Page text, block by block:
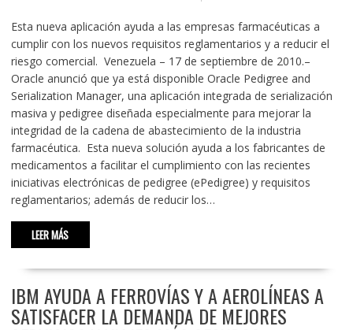
Esta nueva aplicación ayuda a las empresas farmacéuticas a
cumplir con los nuevos requisitos reglamentarios y a reducir el
riesgo comercial. Venezuela – 17 de septiembre de 2010.–
Oracle anunció que ya está disponible Oracle Pedigree and
Serialization Manager, una aplicación integrada de serialización
masiva y pedigree diseñada especialmente para mejorar la
integridad de la cadena de abastecimiento de la industria
farmacéutica. Esta nueva solución ayuda a los fabricantes de
medicamentos a facilitar el cumplimiento con las recientes
iniciativas electrónicas de pedigree (ePedigree) y requisitos
reglamentarios; además de reducir los…
LEER MÁS
IBM AYUDA A FERROVÍAS Y A AEROLÍNEAS A
SATISFACER LA DEMANDA DE MEJORES